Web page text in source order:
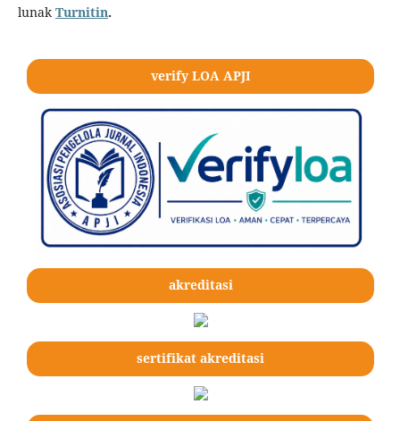
lunakTurnitin.
verify LOA APJI
akreditasi
sertifikat akreditasi